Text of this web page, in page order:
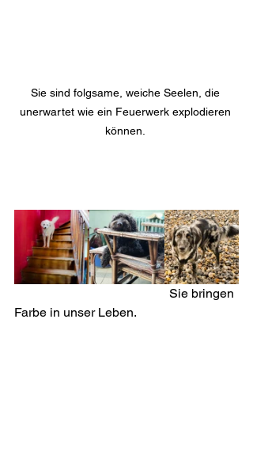
Sie sind folgsame, weiche Seelen, die
unerwartet wie ein Feuerwerk explodieren
können.
Farbe in unser Leben.